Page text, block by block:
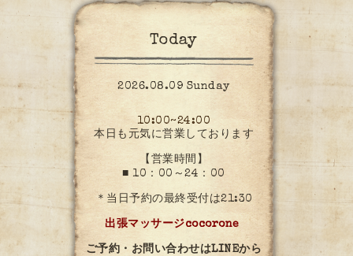
Today
2026.08.09 Sunday
10:00~24:00
本日も元気に営業しております
【営業時間】
■ 10：00～24：00
＊当日予約の最終受付は21:30
出張マッサージcocorone
ご予約・お問い合わせはLINEから